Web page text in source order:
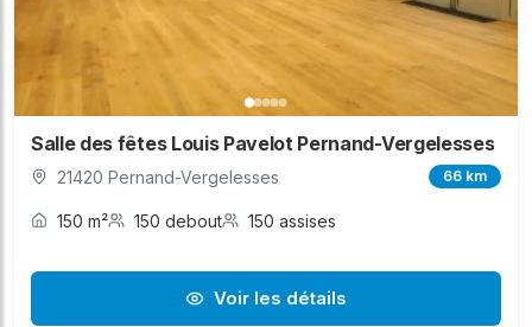
Salle des fêtes Louis Pavelot Pernand-Vergelesses
21420 Pernand-Vergelesses 66 km
150 m² 150 debout 150 assises
Voir les détails